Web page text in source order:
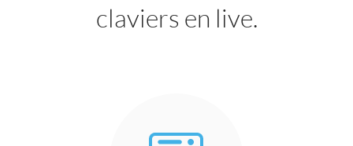
claviers en live.